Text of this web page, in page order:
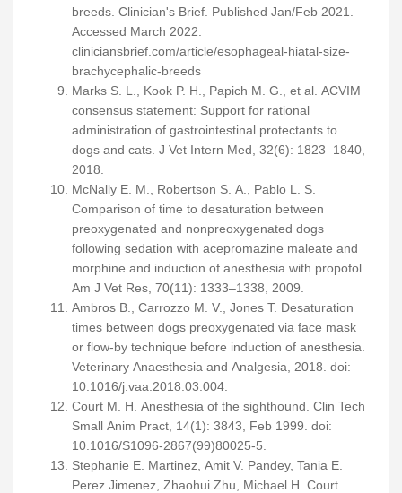
breeds. Clinician's Brief. Published Jan/Feb 2021.
Accessed March 2022.
cliniciansbrief.com/article/esophageal-hiatal-size-
brachycephalic-breeds
Marks S. L., Kook P. H., Papich M. G., et al. ACVIM
consensus statement: Support for rational
administration of gastrointestinal protectants to
dogs and cats. J Vet Intern Med, 32(6): 1823–1840,
2018.
McNally E. M., Robertson S. A., Pablo L. S.
Comparison of time to desaturation between
preoxygenated and nonpreoxygenated dogs
following sedation with acepromazine maleate and
morphine and induction of anesthesia with propofol.
Am J Vet Res, 70(11): 1333–1338, 2009.
Ambros B., Carrozzo M. V., Jones T. Desaturation
times between dogs preoxygenated via face mask
or flow-by technique before induction of anesthesia.
Veterinary Anaesthesia and Analgesia, 2018. doi:
10.1016/j.vaa.2018.03.004.
Court M. H. Anesthesia of the sighthound. Clin Tech
Small Anim Pract, 14(1): 3843, Feb 1999. doi:
10.1016/S1096-2867(99)80025-5.
Stephanie E. Martinez, Amit V. Pandey, Tania E.
Perez Jimenez, Zhaohui Zhu, Michael H. Court.